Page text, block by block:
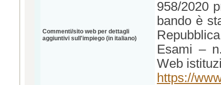
Commenti/sito web per dettagli
aggiuntivi sull'impiego (in italiano)
958/2020
bando è
Esami –
Web
https://